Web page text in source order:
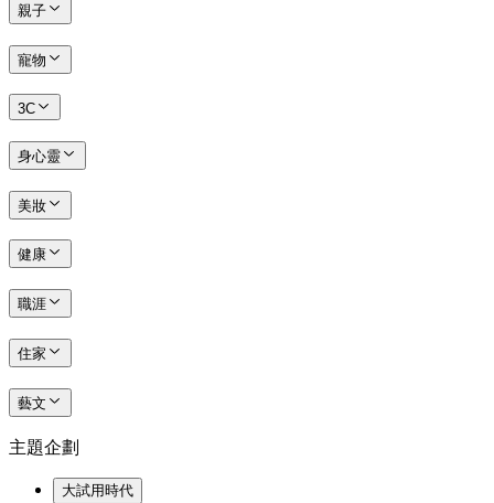
親子
寵物
3C
身心靈
美妝
健康
職涯
住家
藝文
主題企劃
大試用時代